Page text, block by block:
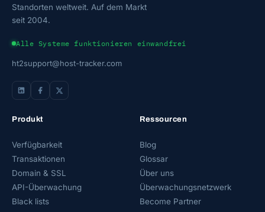
Standorten weltweit. Auf dem Markt
seit 2004.
Alle Systeme funktionieren einwandfrei
ht2support@host-tracker.com
Produkt
Verfügbarkeit
Transaktionen
Domain & SSL
API-Überwachung
Black lists
Ressourcen
Blog
Glossar
Über uns
Überwachungsnetzwerk
Become Partner